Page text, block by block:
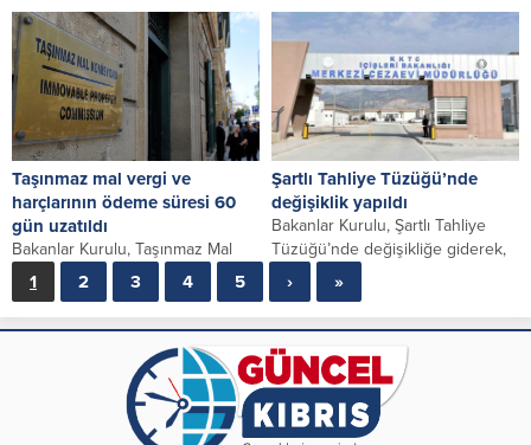
bütünlüğü amacıyla aleyhlerine
düzenlenen ihraç emirlerini
ve/veya giriş yasaklarını, vize...
toplanan Bakanlar Kurulu’na
Başbakan Ünal Üstel başkanlık
ediyor.
Taşınmaz mal vergi ve
harçlarının ödeme süresi 60
gün uzatıldı
Bakanlar Kurulu, Taşınmaz Mal
Edinme ve Uzun Vadeli Kiralama
(Yabancılar) (Değişiklik) Yasası’nın
Geçici 1 ‘inci...
Şartlı Tahliye Tüzüğü’nde
değişiklik yapıldı
Bakanlar Kurulu, Şartlı Tahliye
Tüzüğü’nde değişikliğe giderek,
kısalttı. Cezaevi Disiplin...
1 2 3 4 5 › »